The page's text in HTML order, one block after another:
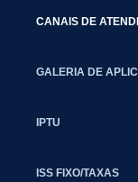
CANAIS DE
GALERIA DE
IPTU
ISS FIXO/TAXAS